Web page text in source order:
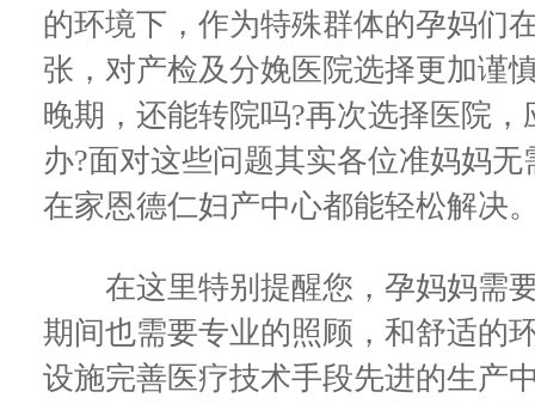
的环境下，作为特殊群体的孕妈们
张，对产检及分娩医院选择更加谨
晚期，还能转院吗?再次选择医院
办?面对这些问题其实各位准妈妈
在家恩德仁妇产中心都能轻松解决
在这里特别提醒您，孕妈妈需要
期间也需要专业的照顾，和舒适的
设施完善医疗技术手段先进的生产